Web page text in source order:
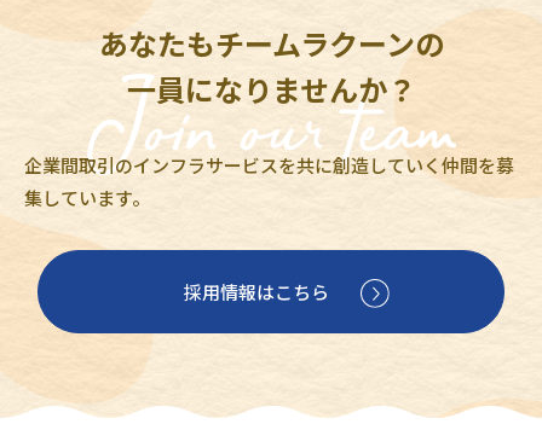
あなたもチームラクーンの
一員になりませんか？
企業間取引のインフラサービスを共に創造していく仲間を募
集しています。
採用情報はこちら